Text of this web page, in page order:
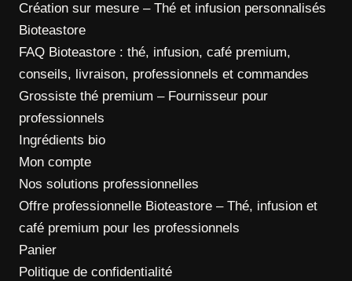
Création sur mesure – Thé et infusion personnalisés
Bioteastore
FAQ Bioteastore : thé, infusion, café premium,
conseils, livraison, professionnels et commandes
Grossiste thé premium – Fournisseur pour
professionnels
Ingrédients bio
Mon compte
Nos solutions professionnelles
Offre professionnelle Bioteastore – Thé, infusion et
café premium pour les professionnels
Panier
Politique de confidentialité